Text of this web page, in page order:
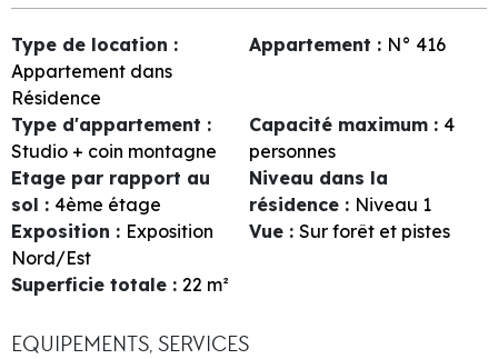
Type de location :
Appartement dans
Résidence
Appartement : N° 416
Type d'appartement :
Studio + coin montagne
Capacité maximum : 4
personnes
Etage par rapport au
sol : 4ème étage
Niveau dans la
résidence : Niveau 1
Exposition : Exposition
Nord/Est
Vue : Sur forêt et pistes
Superficie totale : 22 m²
EQUIPEMENTS, SERVICES